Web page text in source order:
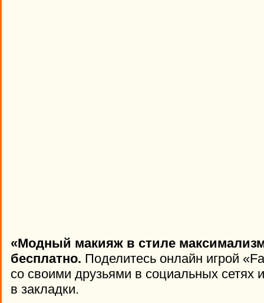
«Модный макияж в стиле
бесплатно. Поделитесь онлайн игрой
со своими друзьями в социальных сетях
в закладки.